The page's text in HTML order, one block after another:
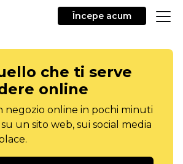
Începe acum
che ti serve
online
negozio online in pochi minuti
un sito web, sui social media